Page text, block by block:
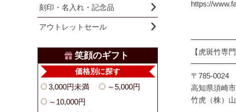
https://
【虎斑竹専
〒785-0024
高知県須崎
竹虎（株）
刻印・名入れ・記念品
アウトレットセール
笑顔のギフト
価格別に探す
3,000円未満
～5,000円
～10,000円